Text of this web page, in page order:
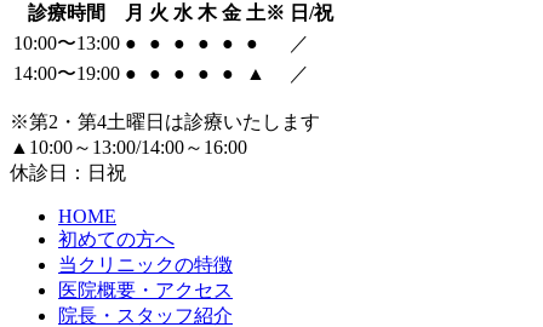
診療時間 月 火 水 木 金 土※ 日/祝
10:00〜13:00 ● ● ● ● ● ●
／
14:00〜19:00 ● ● ● ● ● ▲ ／
※第2・第4土曜日は診療いたします
▲10:00～13:00/14:00～16:00
休診日：日祝
HOME
初めての方へ
当クリニックの特徴
医院概要・アクセス
院長・スタッフ紹介